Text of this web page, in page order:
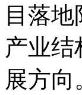
目落
产业
展方向